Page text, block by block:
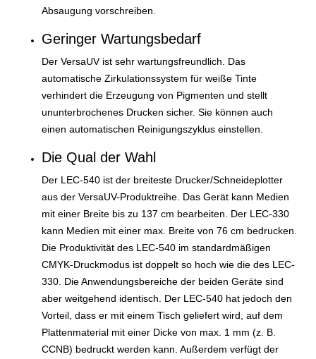
Absaugung vorschreiben.
Geringer Wartungsbedarf
Der VersaUV ist sehr wartungsfreundlich. Das
automatische Zirkulationssystem für weiße Tinte
verhindert die Erzeugung von Pigmenten und stellt
ununterbrochenes Drucken sicher. Sie können auch
einen automatischen Reinigungszyklus einstellen.
Die Qual der Wahl
Der LEC-540 ist der breiteste Drucker/Schneideplotter
aus der VersaUV-Produktreihe. Das Gerät kann Medien
mit einer Breite bis zu 137 cm bearbeiten. Der LEC-330
kann Medien mit einer max. Breite von 76 cm bedrucken.
Die Produktivität des LEC-540 im standardmäßigen
CMYK-Druckmodus ist doppelt so hoch wie die des LEC-
330. Die Anwendungsbereiche der beiden Geräte sind
aber weitgehend identisch. Der LEC-540 hat jedoch den
Vorteil, dass er mit einem Tisch geliefert wird, auf dem
Plattenmaterial mit einer Dicke von max. 1 mm (z. B.
CCNB) bedruckt werden kann. Außerdem verfügt der